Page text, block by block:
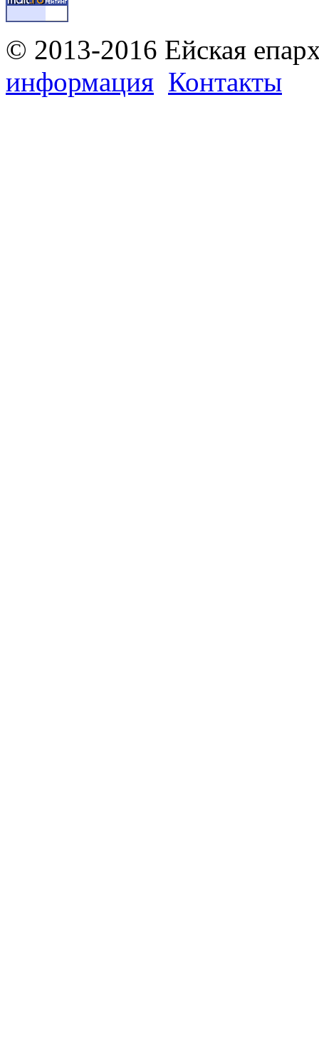
© 2013-2016 Ейская
информация Контакты